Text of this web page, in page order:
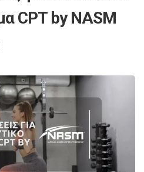
CPT by NASM